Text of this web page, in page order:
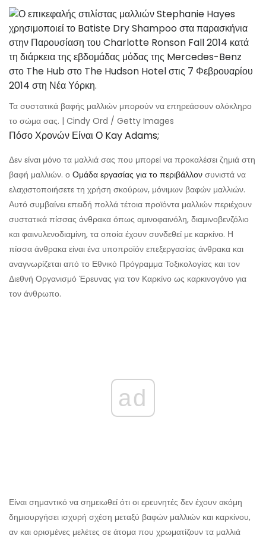
Τα συστατικά βαφής μαλλιών μπορούν να επηρεάσουν ολόκληρο
το σώμα σας. | Cindy Ord / Getty Images
Πόσο Χρονών Είναι Ο Kay Adams;
Δεν είναι μόνο τα μαλλιά σας που μπορεί να προκαλέσει ζημιά στη
βαφή μαλλιών. ο Ομάδα εργασίας για το περιβάλλον συνιστά να
ελαχιστοποιήσετε τη χρήση σκούρων, μόνιμων βαφών μαλλιών.
Αυτό συμβαίνει επειδή πολλά τέτοια προϊόντα μαλλιών περιέχουν
συστατικά πίσσας άνθρακα όπως αμινοφαινόλη, διαμινοβενζόλιο
και φαινυλενοδιαμίνη, τα οποία έχουν συνδεθεί με καρκίνο. Η
πίσσα άνθρακα είναι ένα υποπροϊόν επεξεργασίας άνθρακα και
αναγνωρίζεται από το Εθνικό Πρόγραμμα Τοξικολογίας και τον
Διεθνή Οργανισμό Έρευνας για τον Καρκίνο ως καρκινογόνο για
τον άνθρωπο.
ad
Είναι σημαντικό να σημειωθεί ότι οι ερευνητές δεν έχουν ακόμη
δημιουργήσει ισχυρή σχέση μεταξύ βαφών μαλλιών και καρκίνου,
αν και ορισμένες μελέτες σε άτομα που χρωματίζουν τα μαλλιά